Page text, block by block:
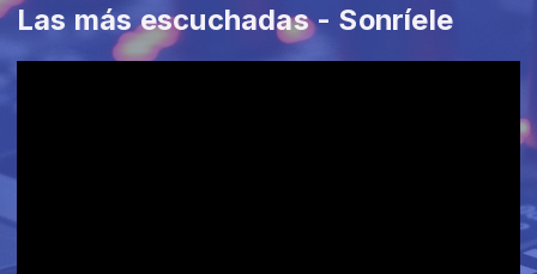
Las más escuchadas - Sonríele